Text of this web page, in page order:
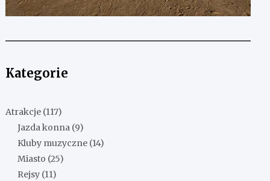
Kategorie
Atrakcje (117)
Jazda konna (9)
Kluby muzyczne (14)
Miasto (25)
Rejsy (11)